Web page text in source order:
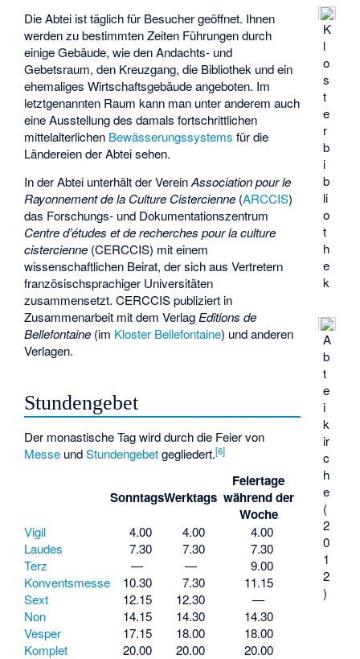
K
l
o
s
t
e
r
b
i
b
li
o
t
h
e
k
A
b
t
e
i
k
ir
c
h
e
(
2
0
1
2
)
Die Abtei ist täglich für Besucher geöffnet. Ihnen
werden zu bestimmten Zeiten Führungen durch
einige Gebäude, wie den Andachts- und
Gebetsraum, den Kreuzgang, die Bibliothek und ein
ehemaliges Wirtschaftsgebäude angeboten. Im
letztgenannten Raum kann man unter anderem auch
eine Ausstellung des damals fortschrittlichen
mittelalterlichen Bewässerungssystems für die
Ländereien der Abtei sehen.
In der Abtei unterhält der VereinAssociation pour le
Rayonnement de la Culture Cistercienne (ARCCIS)
das Forschungs- und Dokumentationszentrum
Centre d’études et de recherches pour la culture
cistercienne (CERCCIS) mit einem
wissenschaftlichen Beirat, der sich aus Vertretern
französischsprachiger Universitäten
zusammensetzt. CERCCIS publiziert in
Zusammenarbeit mit dem Verlag Editions de
Bellefontaine (im Kloster Bellefontaine) und anderen
Verlagen.
Stundengebet
Der monastische Tag wird durch die Feier von
Messe undStundengebetgegliedert.[6]
SonntagsWerktags
Feiertage
während der
Woche
Vigil 4.00 4.00
4.00
Laudes
7.30 7.30
7.30
Terz
— —
9.00
Konventsmesse
10.30 7.30
11.15
Sext
12.15 12.30
—
Non
14.15 14.30
14.30
Vesper
17.15 18.00
18.00
Komplet
20.00 20.00 20.00